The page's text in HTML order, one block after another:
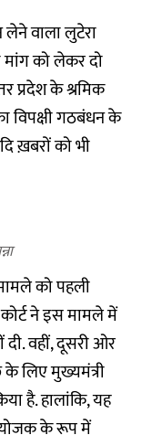
लेने वाला लुटेरा
मांग को लेकर दो
प्रदेश के श्रमिक
विपक्षी गठबंधन के
ख़बरों को भी
को पहली
ने इस मामले में
वहीं, दूसरी ओर
लिए मुख्यमंत्री
है. हालांकि, यह
के रूप में